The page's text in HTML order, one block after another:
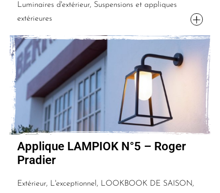
Luminaires d'extérieur, Suspensions et appliques
extérieures
Applique LAMPIOK N°5 – Roger
Pradier
Extérieur, L'exceptionnel, LOOKBOOK DE SAISON,